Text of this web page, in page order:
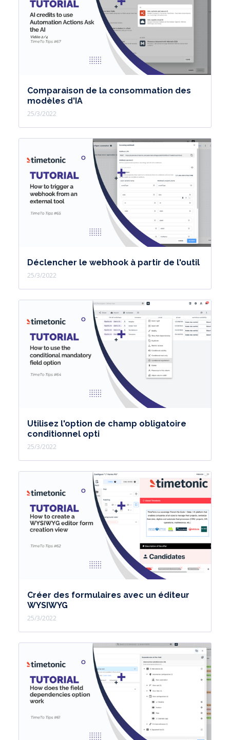
Comparaison de la consommation des
modèles d'IA
25/3/2022
Déclencher le webhook à partir de l'outil
25/3/2022
Utilisez l'option de champ obligatoire
conditionnel opti
25/3/2022
Créer des formulaires avec un éditeur
WYSIWYG
25/3/2022